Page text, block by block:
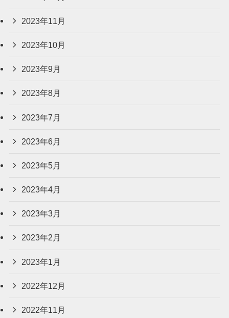
2023年11月
2023年10月
2023年9月
2023年8月
2023年7月
2023年6月
2023年5月
2023年4月
2023年3月
2023年2月
2023年1月
2022年12月
2022年11月